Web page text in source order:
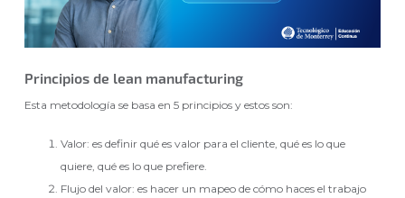
Principios de lean manufacturing
Esta metodología se basa en 5 principios y estos son:
Valor: es definir qué es valor para el cliente, qué es lo que
quiere, qué es lo que prefiere.
Flujo del valor: es hacer un mapeo de cómo haces el trabajo